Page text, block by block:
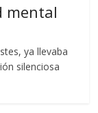
mental
ya llevaba
silenciosa